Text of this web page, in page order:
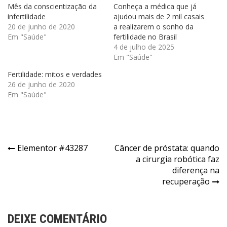
Mês da conscientização da
infertilidade
20 de junho de 2020
Em "Saúde"
Conheça a médica que já
ajudou mais de 2 mil casais
a realizarem o sonho da
fertilidade no Brasil
4 de julho de 2025
Em "Saúde"
Fertilidade: mitos e verdades
26 de junho de 2020
Em "Saúde"
Elementor #43287
Câncer de próstata: quando
a cirurgia robótica faz
diferença na
recuperação
DEIXE COMENTÁRIO